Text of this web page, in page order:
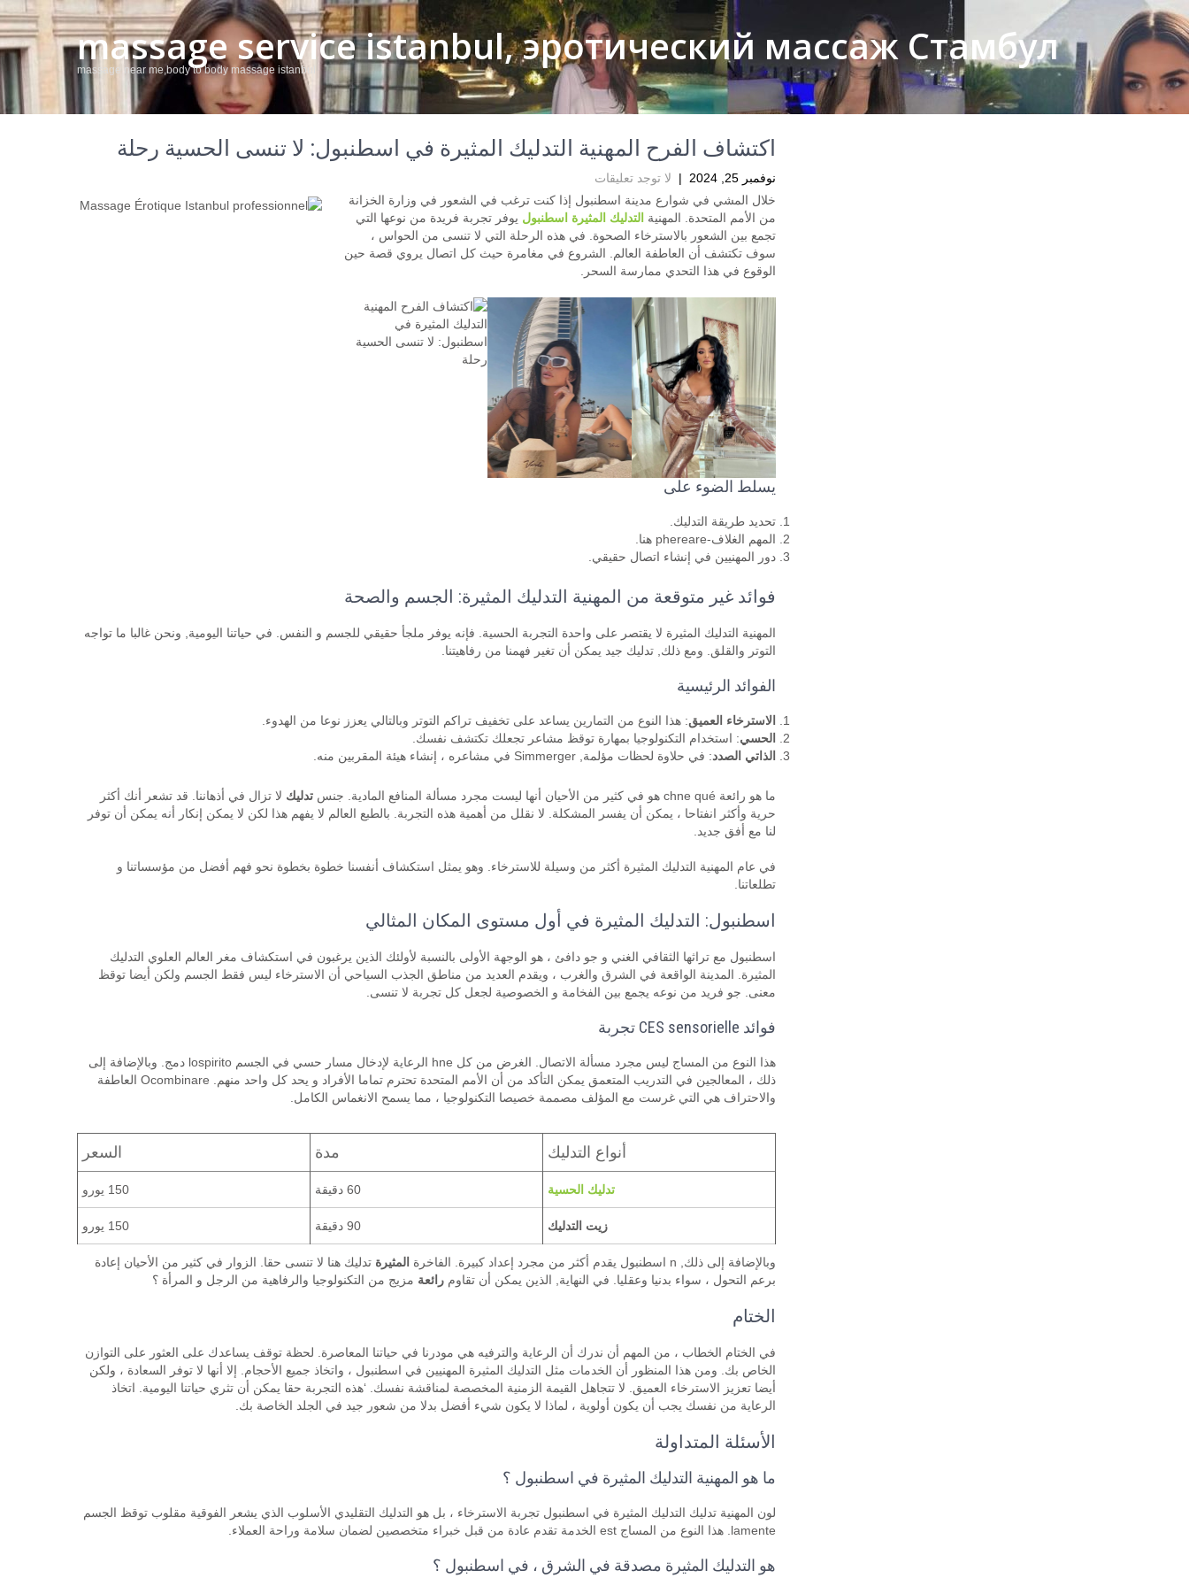
massage service istanbul, эротический массаж Стамбул
massage near me,body to body massage istanbul
اكتشاف الفرح المهنية التدليك المثيرة في اسطنبول: لا تنسى الحسية رحلة
نوفمبر 25, 2024 | لا توجد تعليقات
خلال المشي في شوارع مدينة اسطنبول إذا كنت ترغب في الشعور في وزارة الخزانة
من الأمم المتحدة. المهنية التدليك المثيرة اسطنبول يوفر تجربة فريدة من نوعها التي
تجمع بين الشعور بالاسترخاء الصحوة. في هذه الرحلة التي لا تنسى من الحواس ،
سوف تكتشف أن العاطفة العالم. الشروع في مغامرة حيث كل اتصال يروي قصة حين
الوقوع في هذا التحدي ممارسة السحر.
يسلط الضوء على
تحديد طريقة التدليك.
المهم الغلاف-phereare هنا.
دور المهنيين في إنشاء اتصال حقيقي.
فوائد غير متوقعة من المهنية التدليك المثيرة: الجسم والصحة
المهنية التدليك المثيرة لا يقتصر على واحدة التجربة الحسية. فإنه يوفر ملجأ حقيقي للجسم و النفس. في حياتنا اليومية, ونحن غالبا ما تواجه
التوتر والقلق. ومع ذلك, تدليك جيد يمكن أن تغير فهمنا من رفاهيتنا.
الفوائد الرئيسية
الاسترخاء العميق: هذا النوع من التمارين يساعد على تخفيف تراكم التوتر وبالتالي يعزز نوعا من الهدوء.
الحسي: استخدام التكنولوجيا بمهارة توقظ مشاعر تجعلك تكتشف نفسك.
الذاتي الصدد: في حلاوة لحظات مؤلمة, Simmerger في مشاعره ، إنشاء هيئة المقربين منه.
ما هو رائعة chne qué هو في كثير من الأحيان أنها ليست مجرد مسألة المنافع المادية. جنس تدليك لا تزال في أذهاننا. قد تشعر أنك أكثر
حرية وأكثر انفتاحا ، يمكن أن يفسر المشكلة. لا نقلل من أهمية هذه التجربة. بالطبع العالم لا يفهم هذا لكن لا يمكن إنكار أنه يمكن أن توفر
لنا مع أفق جديد.
في عام المهنية التدليك المثيرة أكثر من وسيلة للاسترخاء. وهو يمثل استكشاف أنفسنا خطوة بخطوة نحو فهم أفضل من مؤسساتنا و
تطلعاتنا.
اسطنبول: التدليك المثيرة في أول مستوى المكان المثالي
اسطنبول مع تراثها الثقافي الغني و جو دافئ ، هو الوجهة الأولى بالنسبة لأولئك الذين يرغبون في استكشاف مغر العالم العلوي التدليك
المثيرة. المدينة الواقعة في الشرق والغرب ، ويقدم العديد من مناطق الجذب السياحي أن الاسترخاء ليس فقط الجسم ولكن أيضا توقظ
معنى. جو فريد من نوعه يجمع بين الفخامة و الخصوصية لجعل كل تجربة لا تنسى.
فوائد CES sensorielle تجربة
هذا النوع من المساج ليس مجرد مسألة الاتصال. الغرض من كل hne الرعاية لإدخال مسار حسي في الجسم lospirito دمج. وبالإضافة إلى
ذلك ، المعالجين في التدريب المتعمق يمكن التأكد من أن الأمم المتحدة تحترم تماما الأفراد و يحد كل واحد منهم. Ocombinare العاطفة
والاحتراف هي التي غرست مع المؤلف مصممة خصيصا التكنولوجيا ، مما يسمح الانغماس الكامل.
أنواع التدليك مدة السعر
تدليك الحسية 60 دقيقة 150 يورو
زيت التدليك 90 دقيقة 150 يورو
وبالإضافة إلى ذلك, n اسطنبول يقدم أكثر من مجرد إعداد كبيرة. الفاخرة المثيرة تدليك هنا لا تنسى حقا. الزوار في كثير من الأحيان إعادة
برعم التحول ، سواء بدنيا وعقليا. في النهاية, الذين يمكن أن تقاوم رائعة مزيج من التكنولوجيا والرفاهية من الرجل و المرأة ؟
الختام
في الختام الخطاب ، من المهم أن ندرك أن الرعاية والترفيه هي مودرنا في حياتنا المعاصرة. لحظة توقف يساعدك على العثور على التوازن
الخاص بك. ومن هذا المنظور أن الخدمات مثل التدليك المثيرة المهنيين في اسطنبول ، واتخاذ جميع الأحجام. إلا أنها لا توفر السعادة ، ولكن
أيضا تعزيز الاسترخاء العميق. لا تتجاهل القيمة الزمنية المخصصة لمناقشة نفسك. ‘هذه التجربة حقا يمكن أن تثري حياتنا اليومية. اتخاذ
الرعاية من نفسك يجب أن يكون أولوية ، لماذا لا يكون شيء أفضل بدلا من شعور جيد في الجلد الخاصة بك.
الأسئلة المتداولة
ما هو المهنية التدليك المثيرة في اسطنبول ؟
لون المهنية تدليك التدليك المثيرة في اسطنبول تجربة الاسترخاء ، بل هو التدليك التقليدي الأسلوب الذي يشعر الفوقية مقلوب توقظ الجسم
lamente. هذا النوع من المساج est الخدمة تقدم عادة من قبل خبراء متخصصين لضمان سلامة وراحة العملاء.
هو التدليك المثيرة مصدقة في الشرق ، في اسطنبول ؟